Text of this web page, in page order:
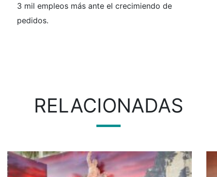
3 mil empleos más ante el crecimiendo de
pedidos.
RELACIONADAS